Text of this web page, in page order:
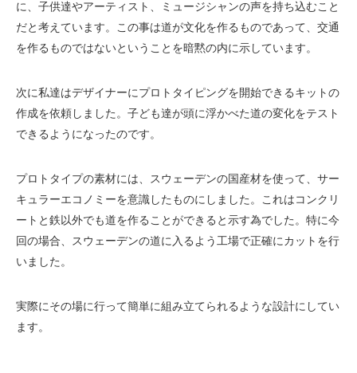
に、子供達やアーティスト、ミュージシャンの声を持ち込むこと
だと考えています。この事は道が文化を作るものであって、交通
を作るものではないということを暗黙の内に示しています。
次に私達はデザイナーにプロトタイピングを開始できるキットの
作成を依頼しました。子ども達が頭に浮かべた道の変化をテスト
できるようになったのです。
プロトタイプの素材には、スウェーデンの国産材を使って、サー
キュラーエコノミーを意識したものにしました。これはコンクリ
ートと鉄以外でも道を作ることができると示す為でした。特に今
回の場合、スウェーデンの道に入るよう工場で正確にカットを行
いました。
実際にその場に行って簡単に組み立てられるような設計にしてい
ます。